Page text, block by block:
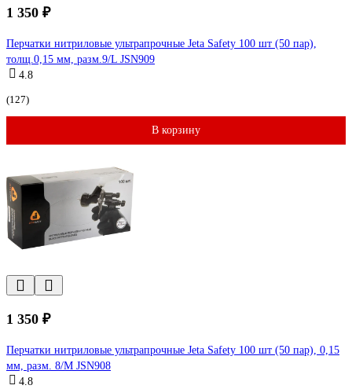
1 350 ₽
Перчатки нитриловые ультрапрочные Jeta Safety 100 шт (50 пар),
толщ.0,15 мм, разм.9/L JSN909
4.8
(127)
В корзину
1 350 ₽
Перчатки нитриловые ультрапрочные Jeta Safety 100 шт (50 пар), 0,15
мм, разм. 8/M JSN908
4.8